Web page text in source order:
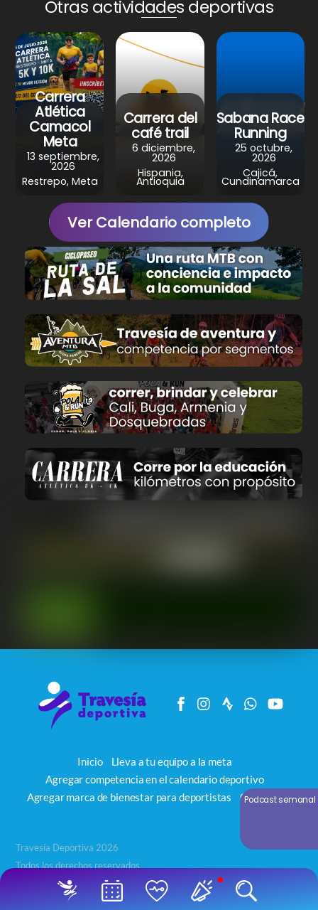
t
s
A
p
p
e
b
o
o
k
t
e
r
e
s
t
e
g
r
a
m
r
e
Otras actividades deportivas
Carrera
Atlética
Camacol
Meta
13 septiembre,
2026
Restrepo, Meta
Carrera del
café trail
6 diciembre,
2026
Hispania,
Antioquia
Sabana Race
Running
25 octubre,
2026
Cajicá,
Cundinamarca
Ver Calendario completo
Inicio
Lleva a tu equipo a la meta
Agregar competencia en el calendario deportivo
Agregar marca de bienestar para deportistas
Contacto
Travesía Deportiva 2026
Todos los derechos reservados
Podcast semanal